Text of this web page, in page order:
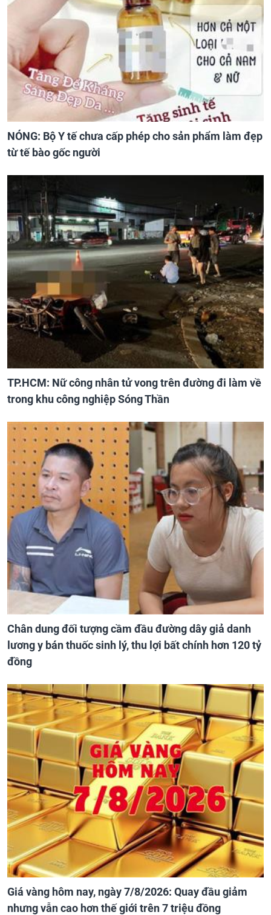
NÓNG: Bộ Y tế chưa cấp phép cho sản phẩm làm đẹp
từ tế bào gốc người
TP.HCM: Nữ công nhân tử vong trên đường đi làm về
trong khu công nghiệp Sóng Thần
Chân dung đối tượng cầm đầu đường dây giả danh
lương y bán thuốc sinh lý, thu lợi bất chính hơn 120 tỷ
đồng
Giá vàng hôm nay, ngày 7/8/2026: Quay đầu giảm
nhưng vẫn cao hơn thế giới trên 7 triệu đồng